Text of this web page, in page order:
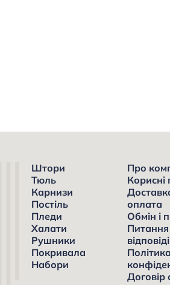
Штори
Тюль
Карнизи
Постіль
Пледи
Халати
Рушники
Покривала
Набори
Про
Корисні
оплата
Обмін і
Питання
відповіді
Політика
Договір